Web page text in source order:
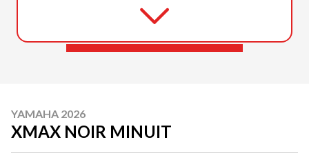
YAMAHA 2026
XMAX NOIR MINUIT